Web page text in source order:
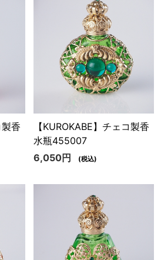
製香
【KUROKABE】チェコ製香
水瓶455007
6,050円
(税込)